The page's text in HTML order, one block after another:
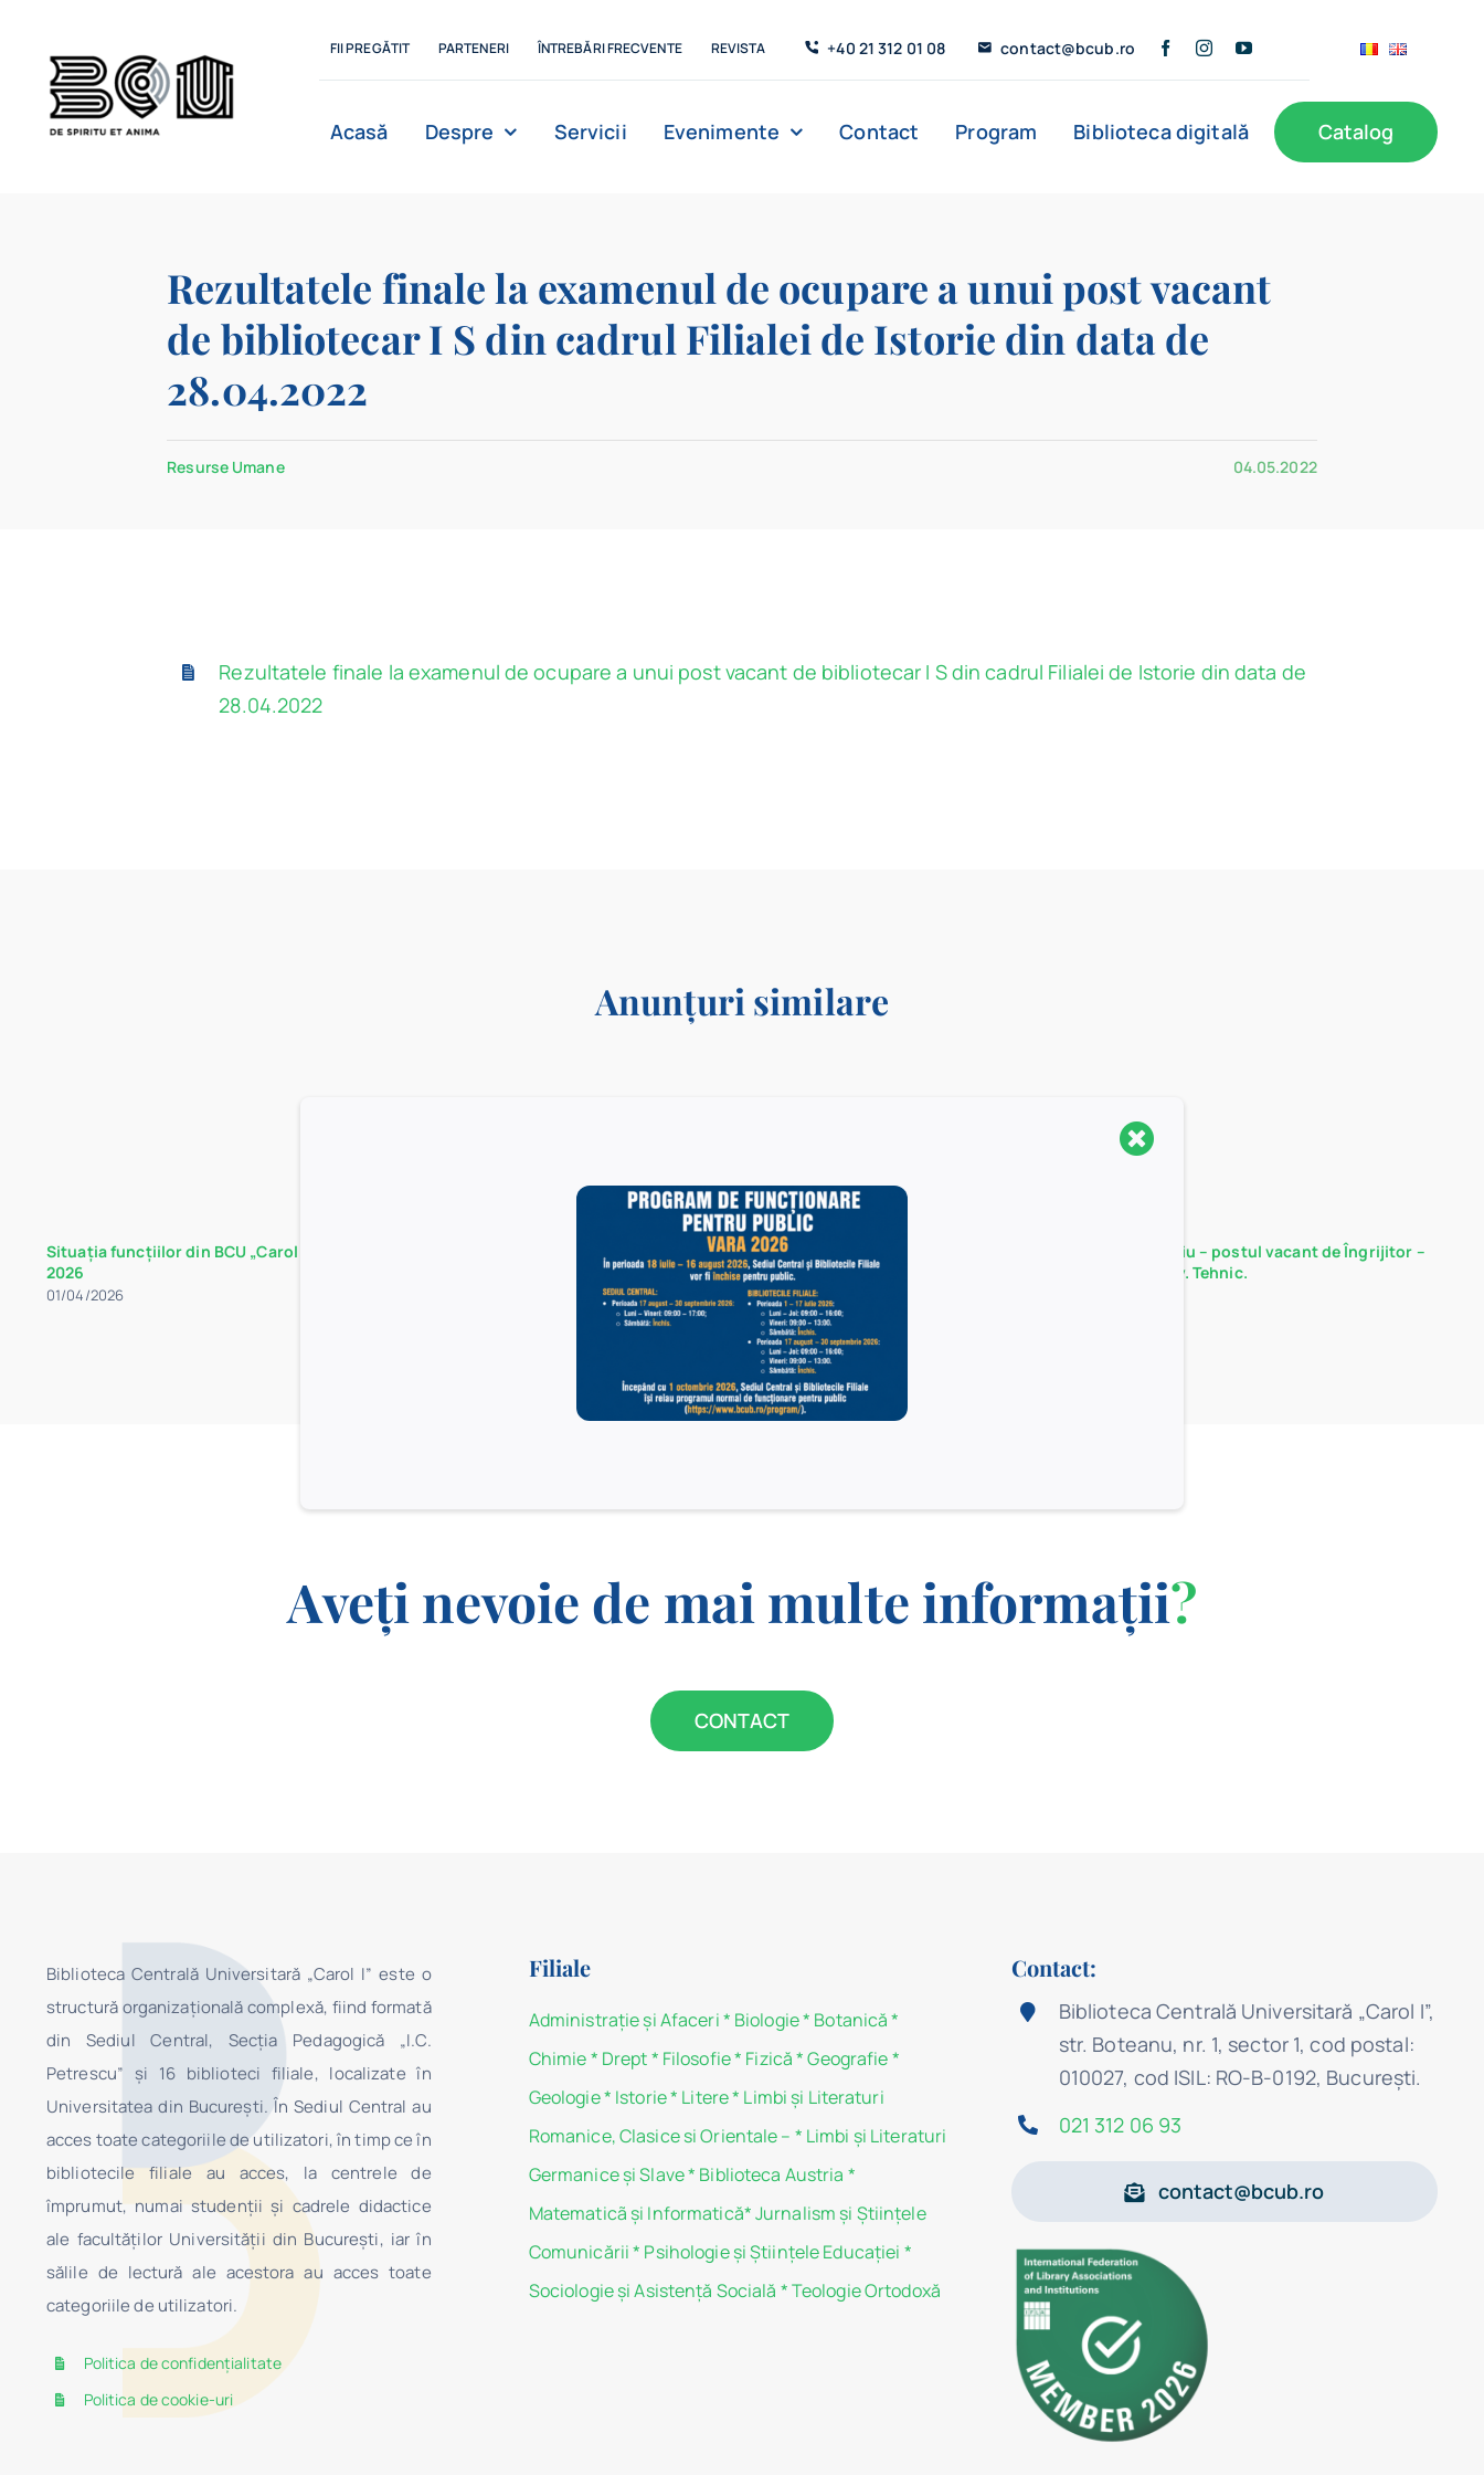
content
FII PREGĂTIT PARTENERI ÎNTREBĂRI FRECVENTE REVISTA +40 21 312 01 08 contact@bcub.ro
Acasă Despre
Departamente Filiale
Servicii Evenimente Contact Program Biblioteca digitală Catalog
Rezultatele finale la examenul de ocupare a unui post vacant
de bibliotecar I S din cadrul Filialei de Istorie din data de
28.04.2022
Resurse Umane 04.05.2022
Rezultatele finale la examenul de ocupare a unui post vacant de bibliotecar I S din cadrul Filialei de Istorie din data de
28.04.2022
Anunțuri similare
Situația funcțiilor din BCU „Carol I” la data de 30 martie
2026
01/04/2026
Rezultate finale – postul vacant de Îngrijitor – Serviciul
Administrativ. Tehnic.
Rezultate probă interviu – postul vacant de Îngrijitor –
Serviciul Administrativ. Tehnic.
Aveți nevoie de mai multe informații?
CONTACT
Biblioteca Centrală Universitară „Carol I” este o
structură organizaţională complexă, fiind formată
din Sediul Central, Secţia Pedagogică „I.C.
Petrescu” şi 16 biblioteci filiale, localizate în
Universitatea din Bucureşti. În Sediul Central au
acces toate categoriile de utilizatori, în timp ce în
bibliotecile filiale au acces, la centrele de
împrumut, numai studenţii şi cadrele didactice
ale facultăților Universității din București, iar în
sălile de lectură ale acestora au acces toate
categoriile de utilizatori.
Politica de confidențialitate
Politica de cookie-uri
Filiale
Administraţie şi Afaceri* Biologie* Botanică *
Chimie* Drept* Filosofie* Fizică* Geografie*
Geologie* Istorie* Litere* Limbi și Literaturi
Romanice, Clasice si Orientale – * Limbi și Literaturi
Germanice şi Slave* Biblioteca Austria *
Matematicã și Informatică*Jurnalism şi Ştiinţele
Comunicării* Psihologie şi Ştiinţele Educaţiei *
Sociologie şi Asistenţă Socială *Teologie Ortodoxă
Contact:
Biblioteca Centrală Universitară „Carol I”,
str. Boteanu, nr. 1, sector 1, cod postal:
010027, cod ISIL: RO-B-0192, Bucureşti.
021 312 06 93
contact@bcub.ro